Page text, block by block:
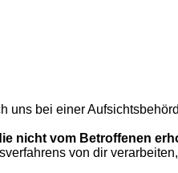
bei einer
nicht vom Betroffenen
von dir